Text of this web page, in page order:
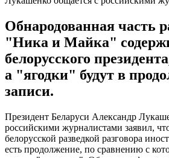
Обнародованная часть
"Ника и Майка"
белорусского
а "ягодки" будут в
записи.
Президент Беларуси Александр
российскими журналистами заявил,
белорусской разведкой разговора
есть продолжение, по сравнению с